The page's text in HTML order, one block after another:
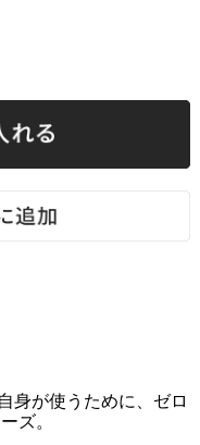
身が使うために、ゼロ
ズ。